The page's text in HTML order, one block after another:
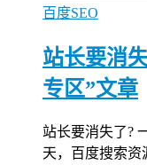
百度SEO
站长要消
专区”文章
站长要消失了?
天，百度搜索资